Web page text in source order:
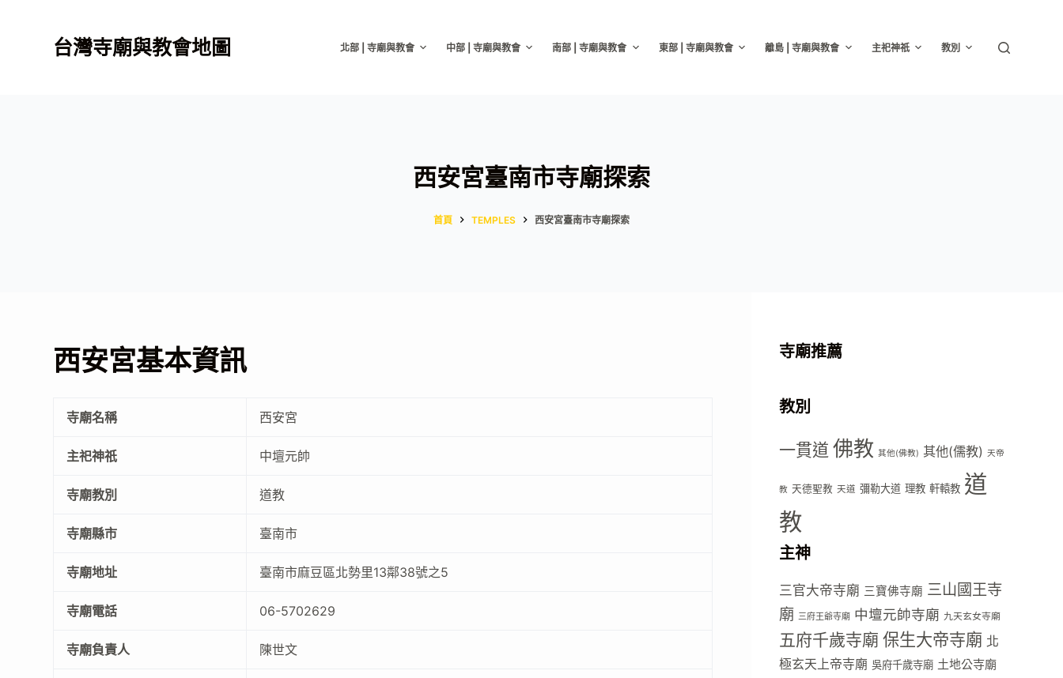
台灣寺廟與教會地圖 北部 | 寺廟與教會 中部 | 寺廟與教會 南部 | 寺廟與教會 東部 | 寺廟與教會 離島 | 寺廟與教會 主祀神祇 教別
西安宮臺南市寺廟探索
首頁 TEMPLES 西安宮臺南市寺廟探索
西安宮基本資訊
寺廟名稱 西安宮
主祀神祇 中壇元帥
寺廟教別 道教
寺廟縣市 臺南市
寺廟地址 臺南市麻豆區北勢里13鄰38號之5
寺廟電話 06-5702629
寺廟負責人 陳世文
寺廟推薦
教別
一貫道 佛教 其他(佛教) 其他(儒教) 天帝
教 天德聖教 天道 彌勒大道 理教 軒轅教 道
教
主神
三官大帝寺廟 三寶佛寺廟 三山國王寺
廟 三府王爺寺廟 中壇元帥寺廟 九天玄女寺廟
五府千歲寺廟 保生大帝寺廟 北
極玄天上帝寺廟 吳府千歲寺廟 土地公寺廟